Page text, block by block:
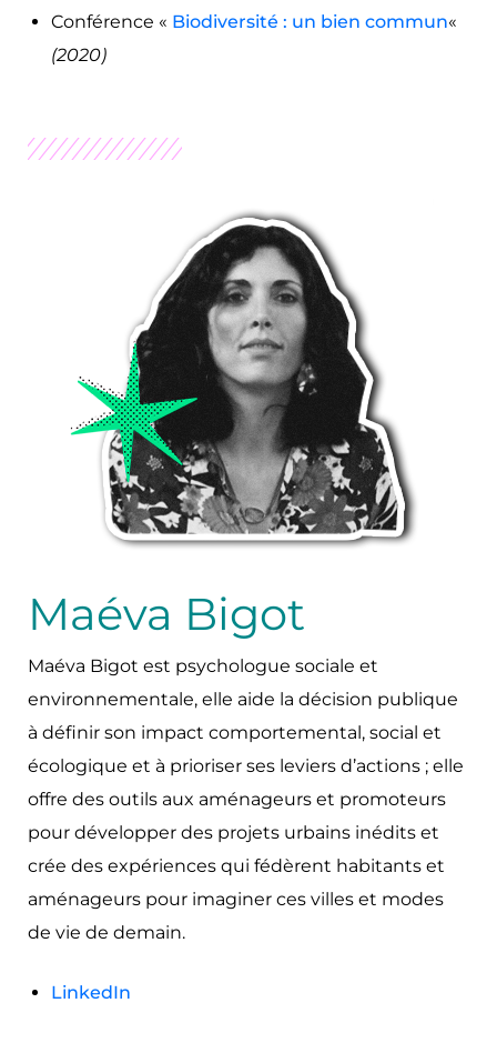
Conférence « Biodiversité : un bien commun«
(2020)
Maéva Bigot
Maéva Bigot est psychologue sociale et
environnementale, elle aide la décision publique
à définir son impact comportemental, social et
écologique et à prioriser ses leviers d’actions ; elle
offre des outils aux aménageurs et promoteurs
pour développer des projets urbains inédits et
crée des expériences qui fédèrent habitants et
aménageurs pour imaginer ces villes et modes
de vie de demain.
LinkedIn